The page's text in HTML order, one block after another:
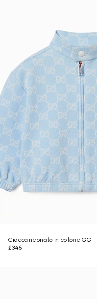
Giacca neonato in cotone GG
£345